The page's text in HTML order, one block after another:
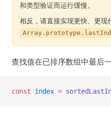
和类型验证而运行缓慢。
相反，请直接实现更快、更现
查找值在已排序数组中最后
const index =